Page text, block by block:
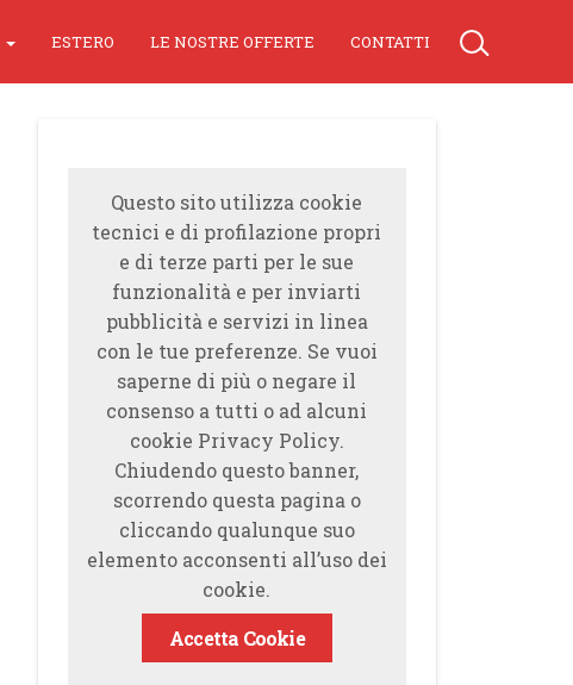
ESTERO LE NOSTRE OFFERTE CONTATTI
Questo sito utilizza cookie
tecnici e di profilazione propri
e di terze parti per le sue
funzionalità e per inviarti
pubblicità e servizi in linea
con le tue preferenze. Se vuoi
saperne di più o negare il
consenso a tutti o ad alcuni
cookie Privacy Policy.
Chiudendo questo banner,
scorrendo questa pagina o
cliccando qualunque suo
elemento acconsenti all’uso dei
cookie.
Accetta Cookie